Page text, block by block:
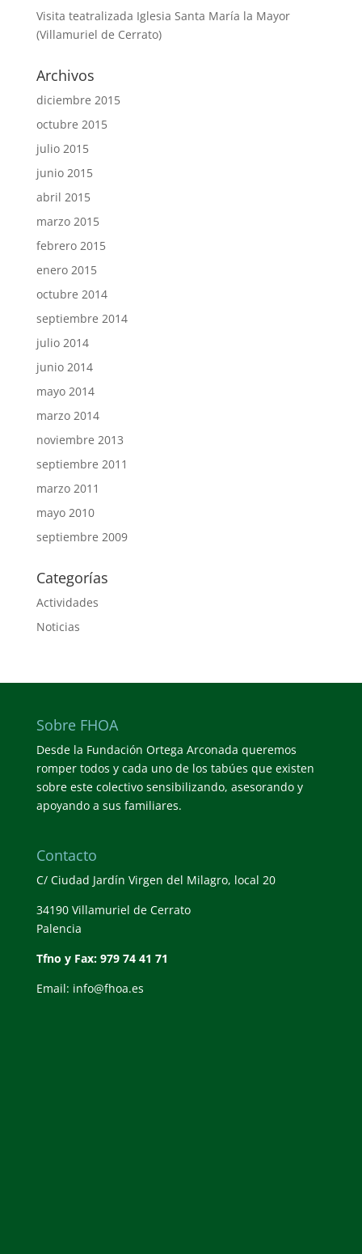
Visita teatralizada Iglesia Santa María la Mayor
(Villamuriel de Cerrato)
Archivos
diciembre 2015
octubre 2015
julio 2015
junio 2015
abril 2015
marzo 2015
febrero 2015
enero 2015
octubre 2014
septiembre 2014
julio 2014
junio 2014
mayo 2014
marzo 2014
noviembre 2013
septiembre 2011
marzo 2011
mayo 2010
septiembre 2009
Categorías
Actividades
Noticias
Sobre FHOA
Desde la Fundación Ortega Arconada queremos
romper todos y cada uno de los tabúes que existen
sobre este colectivo sensibilizando, asesorando y
apoyando a sus familiares.
Contacto
C/ Ciudad Jardín Virgen del Milagro, local 20
34190 Villamuriel de Cerrato
Palencia
Tfno y Fax: 979 74 41 71
Email: info@fhoa.es